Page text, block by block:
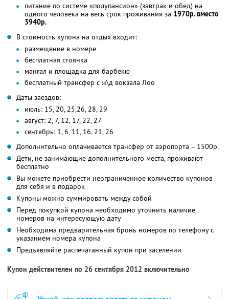
питание по системе «полупансион» (завтрак и обед) на
одного человека на весь срок проживания за 1970р. вместо
3940р.
В стоимость купона на отдых входит:
размещение в номере
бесплатная стоянка
мангал и площадка для барбекю
бесплатный трансфер с ж\д вокзала Лоо
Даты заездов:
июль: 15, 20, 25,26, 28, 29
август: 2, 7, 12, 17, 22, 27
сентябрь: 1, 6, 11, 16, 21, 26
Дополнительно оплачивается трансфер от аэропорта – 1500р.
Дети, не занимающие дополнительного места, проживают
бесплатно
Вы можете приобрести неограниченное количество купонов
для себя и в подарок
Купоны можно суммировать между собой
Перед покупкой купона необходимо уточнить наличие
номеров на интересующую дату
Необходима предварительная бронь номеров по телефону с
указанием номера купона
Предъявляйте распечатанный купон при заселении
Купон действителен по 26 сентября 2012 включительно